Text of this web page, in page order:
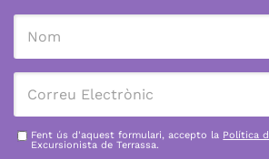
Fent ús d'aquest formulari, accepto la Política
Excursionista de Terrassa.